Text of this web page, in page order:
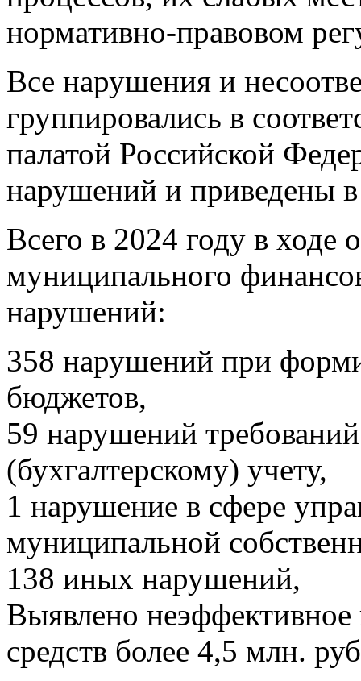
нормативно-правовом
Все нарушения и
группировались в
палатой Российской
нарушений и приведены
Всего в 2024 году в ходе
муниципального
нарушений:
358 нарушений при
бюджетов,
59 нарушений
(бухгалтерскому) учету,
1 нарушение в сфере
муниципальной
138 иных нарушений,
Выявлено
средств более 4,5 млн.